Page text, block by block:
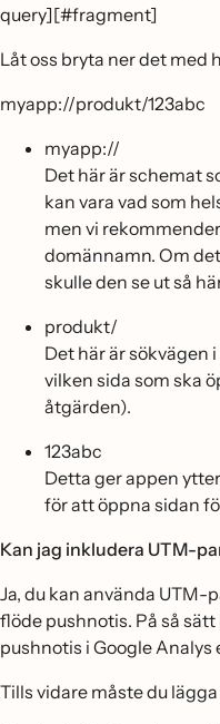
query][#fragment]
Låt oss bryta ner det med
myapp://produkt/123abc
myapp://
Det här är schemat
kan vara vad som
men vi
domännamn. Om
skulle den se ut så
produkt/
Det här är sökvägen
vilken sida som ska
åtgärden).
123abc
Detta ger appen
för att öppna sidan
Kan jag inkludera UTM-
Ja, du kan använda UTM-
flöde pushnotis. På så
pushnotis i Google Analys
Tills vidare måste du